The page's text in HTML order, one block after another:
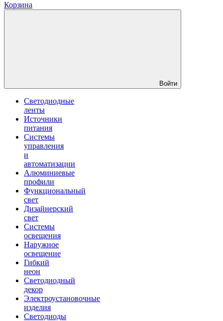
Корзина
Войти
Светодиодные
ленты
Источники
питания
Системы
управления
и
автоматизации
Алюминиевые
профили
Функциональный
свет
Дизайнерский
свет
Системы
освещения
Наружное
освещение
Гибкий
неон
Светодиодный
декор
Электроустановочные
изделия
Светодиоды